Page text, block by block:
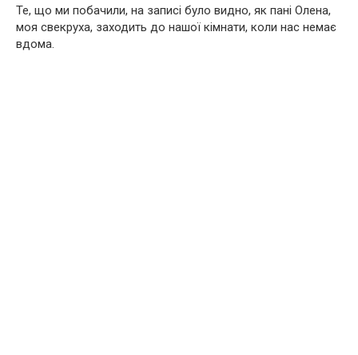
Те, що ми побачили, на записі було видно, як пані Олена,
моя свекруха, заходить до нашої кімнати, коли нас немає
вдома.